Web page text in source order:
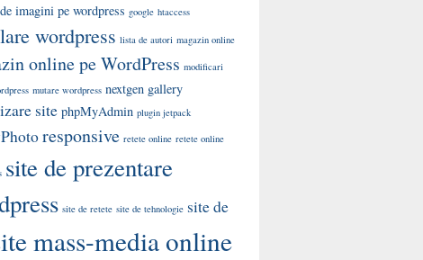
imagini pe wordpress google htaccess
wordpress lista de autori magazin online
online pe WordPress modificari
mutare wordpress nextgen gallery
site phpMyAdmin plugin jetpack
responsive retete online retete online
site de prezentare
site de retete site de tehnologie site de
mass-media online